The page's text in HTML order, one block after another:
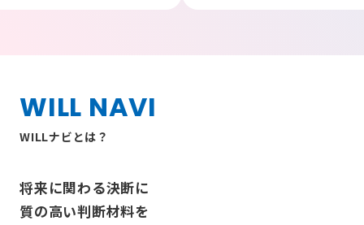
WILL NAVI
WILLナビとは？
将来に関わる決断に
質の高い判断材料を